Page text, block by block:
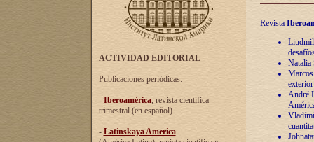
ACTIVIDAD EDITORIAL
Publicaciones periódicas:
- Iberoamérica, revista científica
trimestral (en español)
- Latinskaya America
Revista
Natalia
André